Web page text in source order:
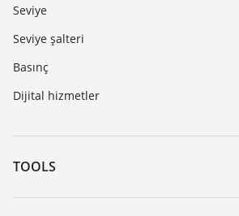
Seviye
Seviye şalteri
Basınç
Dijital hizmetler
TOOLS
Download’lar